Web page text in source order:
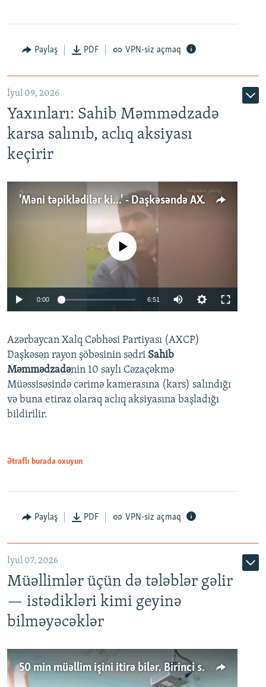
Paylaş PDF VPN-siz açmaq
İyul 09, 2026
Yaxınları: Sahib Məmmədzadə
karsa salınıb, aclıq aksiyası
keçirir
'Məni təpiklədilər ki...' - Daşkəsəndə AXCP fəalının yaxınları onun həbsinə etiraz edirlər
Auto 240p 360p
720p 1080p
No media source currently available
0:00 6:51
360p
720p
1080p
Azərbaycan Xalq Cəbhəsi Partiyası (AXCP)
Daşkəsən rayon şöbəsinin sədri Sahib
Məmmədzadənin 10 saylı Cəzaçəkmə
Müəssisəsində cərimə kamerasına (kars) salındığı
və buna etiraz olaraq aclıq aksiyasına başladığı
bildirilir.
Ətraflı burada oxuyun
Paylaş PDF VPN-siz açmaq
İyul 07, 2026
Müəllimlər üçün də tələblər gəlir
— istədikləri kimi geyinə
bilməyəcəklər
50 min müəllim işini itirə bilər. Birinci sinfə gedənlər azalır